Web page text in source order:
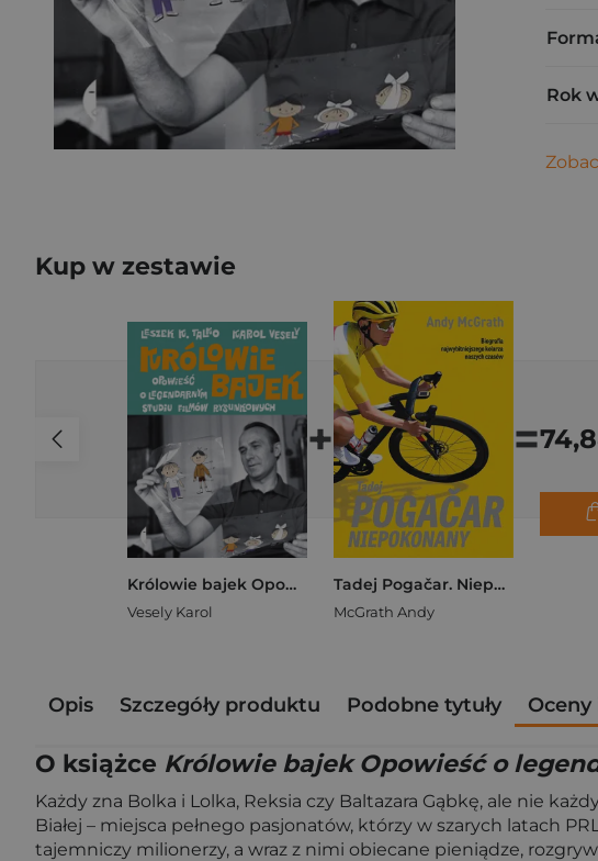
Rok
Kup w zestawie
Królowie bajek Opowieść o legendarnym Studiu Filmów Rysunkowych
Vesely Karol
+
Tadej Pogačar. Niepokonany
McGrath Andy
=
Opis Szczegóły produktu Podobne tytuły
O książce Królowie bajek Opowieść o
Każdy zna Bolka i Lolka, Reksia czy Baltazara Gąbkę, ale nie
Białej – miejsca pełnego pasjonatów, którzy w szarych latach
tajemniczy milionerzy, a wraz z nimi obiecane pieniądze,